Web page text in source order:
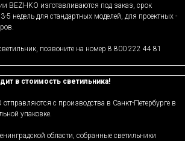
BEZHKO изготавливаются под заказ, срок
5 недель для стандартных моделей, для проектных -
позвоните на номер 8 800 222 44 81
в стоимость светильника!
с производства в Санкт-Петербурге в
упаковке.
области, собранные светильники